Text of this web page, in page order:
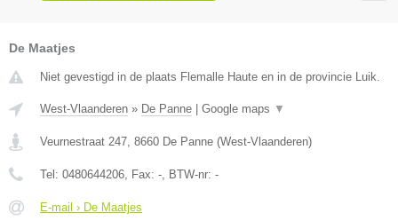
De Maatjes
Niet gevestigd in de plaats Flemalle Haute en in de provincie Luik.
West-Vlaanderen » De Panne Google maps ▼
Veurnestraat 247, 8660 De Panne (West-Vlaanderen)
Tel: 0480644206, Fax: -, BTW-nr: -
E-mail › De Maatjes